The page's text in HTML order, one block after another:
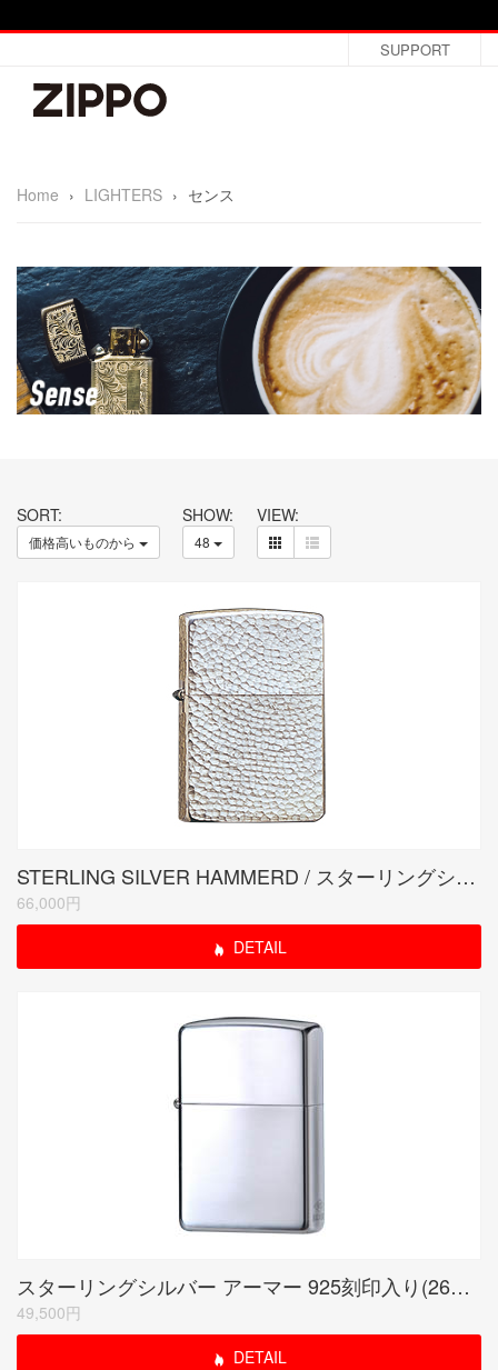
SUPPORT
Home › LIGHTERS › センス
SORT:
価格高いものから
SHOW:
48
VIEW:
STERLING SILVER HAMMERD / スターリングシルバーハンマートーン
66,000円
DETAIL
スターリングシルバー アーマー 925刻印入り(26SA-925)
49,500円
DETAIL